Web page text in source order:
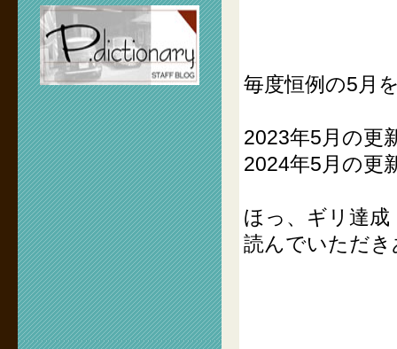
毎度恒例の5月
2023年5月の更
2024年5月の更
ほっ、ギリ達成
読んでいただ